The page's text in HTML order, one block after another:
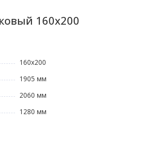
160x200
160х200
1905 мм
2060 мм
1280 мм